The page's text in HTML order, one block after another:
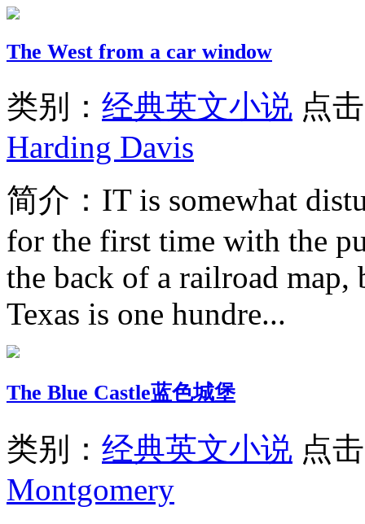
The West from a car window
类别： 经典英文小说 点
Harding Davis
简介： IT is somewhat
for the first time with the
the back of a railroad map,
Texas is one hundre...
The Blue Castle蓝色城堡
类别： 经典英文小说 点
Montgomery